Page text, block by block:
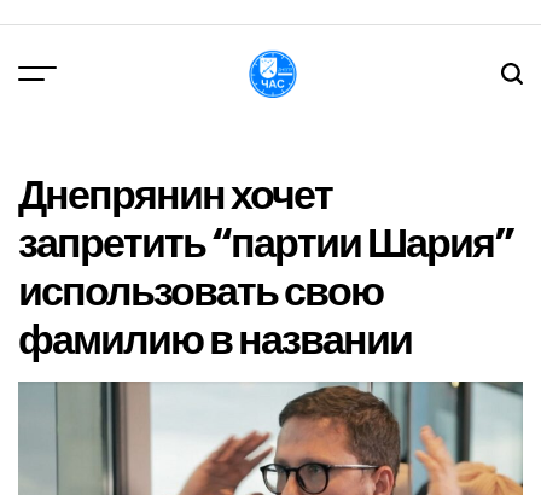
вмісту
Днепрянин хочет
запретить “партии Шария”
использовать свою
фамилию в названии